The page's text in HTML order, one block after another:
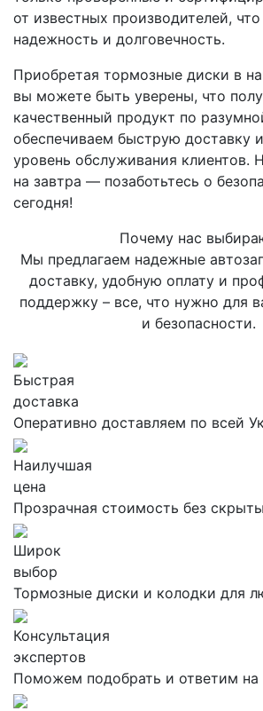
от известных производителей,
надежность и долговечность.
Приобретая тормозные диски в
вы можете быть уверены, что
качественный продукт по
обеспечиваем быструю доставку
уровень обслуживания клиентов.
на завтра — позаботьтесь о
сегодня!
Почему нас
Мы предлагаем надежные
доставку, удобную оплату и
поддержку – все, что нужно для
и безопасности.
Быстрая
доставка
Оперативно доставляем по всей
Наилучшая
цена
Прозрачная стоимость без
Широк
выбор
Тормозные диски и колодки для
Консультация
экспертов
Поможем подобрать и ответим на